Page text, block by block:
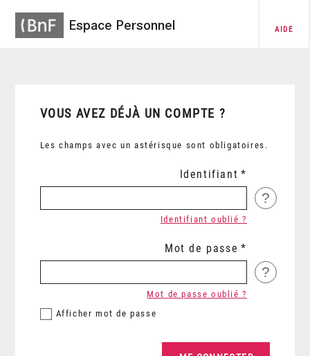
Espace Personnel AIDE
VOUS AVEZ DÉJÀ UN COMPTE ?
Les champs avec un astérisque sont obligatoires.
Identifiant
?
Identifiant oublié ?
Mot de passe
?
Afficher mot de passe
Mot de passe oublié ?